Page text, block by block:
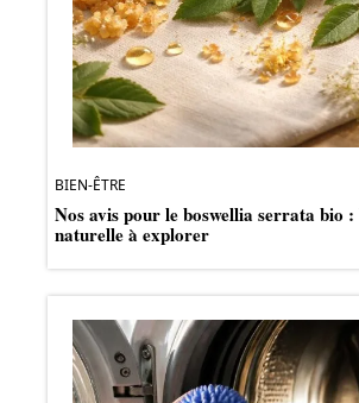
BIEN-ÊTRE
Nos avis pour le boswellia serrata bio
naturelle à explorer